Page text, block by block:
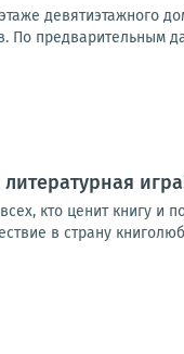
девятиэтажного
По предварительным
кто ценит книгу и
в страну